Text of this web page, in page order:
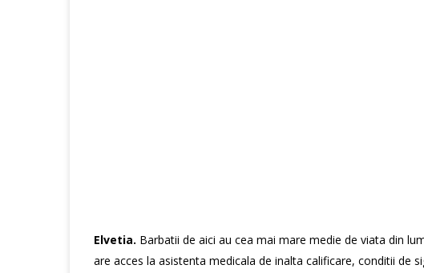
Elvetia. Barbatii de aici au cea mai mare medie de viata din
are acces la asistenta medicala de inalta calificare, conditii de